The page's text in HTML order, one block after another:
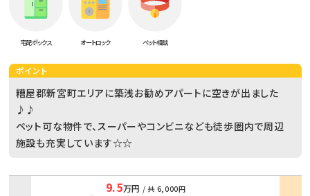
宅配ボックス オートロック ペット相談
ポイント
糟屋郡新宮町エリアに築浅お勧めアパートに空きが出ました
♪♪
ペット可な物件で、スーパーやコンビニなども徒歩圏内で周辺
施設も充実しています☆☆
9.5万円 / 共 6,000円